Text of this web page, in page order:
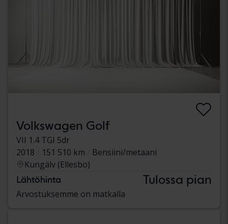
Volkswagen Golf
VII 1.4 TGI 5dr
2018
151 510 km
Bensiini/metaani
Kungälv (Ellesbo)
Lähtöhinta Tulossa pian
Arvostuksemme on matkalla